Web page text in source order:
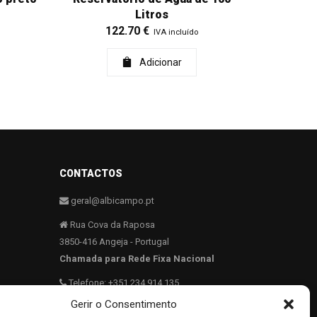
Gerir o Consentimento
Litros
122.70€ IVA incluído
Adicionar
CONTACTOS
geral@albicampo.pt
Rua Cova da Raposa
3850-416 Angeja - Portugal
Chamada para Rede Fixa Nacional
Telefone: +351 234 914 135
Telefone: +351 234 914 986